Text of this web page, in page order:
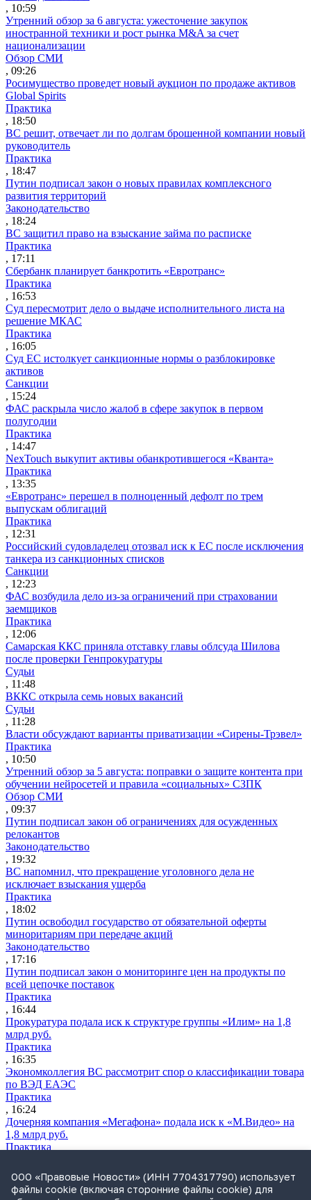
, 10:59
Утренний обзор за 6 августа: ужесточение закупок
иностранной техники и рост рынка M&A за счет
национализации
Обзор СМИ
, 09:26
Росимущество проведет новый аукцион по продаже активов
Global Spirits
Практика
, 18:50
ВС решит, отвечает ли по долгам брошенной компании новый
руководитель
Практика
, 18:47
Путин подписал закон о новых правилах комплексного
развития территорий
Законодательство
, 18:24
ВС защитил право на взыскание займа по расписке
Практика
, 17:11
Сбербанк планирует банкротить «Евротранс»
Практика
, 16:53
Суд пересмотрит дело о выдаче исполнительного листа на
решение МКАС
Практика
, 16:05
Суд ЕС истолкует санкционные нормы о разблокировке
активов
Санкции
, 15:24
ФАС раскрыла число жалоб в сфере закупок в первом
полугодии
Практика
, 14:47
NexTouch выкупит активы обанкротившегося «Кванта»
Практика
, 13:35
«Евротранс» перешел в полноценный дефолт по трем
выпускам облигаций
Практика
, 12:31
Российский судовладелец отозвал иск к ЕС после исключения
танкера из санкционных списков
Санкции
, 12:23
ФАС возбудила дело из-за ограничений при страховании
заемщиков
Практика
, 12:06
Самарская ККС приняла отставку главы облсуда Шилова
после проверки Генпрокуратуры
Судьи
, 11:48
ВККС открыла семь новых вакансий
Судьи
, 11:28
Власти обсуждают варианты приватизации «Сирены-Трэвел»
Практика
, 10:50
Утренний обзор за 5 августа: поправки о защите контента при
обучении нейросетей и правила «социальных» СЗПК
Обзор СМИ
, 09:37
Путин подписал закон об ограничениях для осужденных
релокантов
Законодательство
, 19:32
ВС напомнил, что прекращение уголовного дела не
исключает взыскания ущерба
Практика
, 18:02
Путин освободил государство от обязательной оферты
миноритариям при передаче акций
Законодательство
, 17:16
Путин подписал закон о мониторинге цен на продукты по
всей цепочке поставок
Практика
, 16:44
Прокуратура подала иск к структуре группы «Илим» на 1,8
млрд руб.
Практика
, 16:35
Экономколлегия ВС рассмотрит спор о классификации товара
по ВЭД ЕАЭС
Практика
, 16:24
Дочерняя компания «Мегафона» подала иск к «М.Видео» на
1,8 млрд руб.
Практика
СИП проверит отмену патента на систему управления
устройствами после возражений «Яндекса»
Практика
ООО «Правовые Новости» (ИНН 7704317790) использует
файлы cookie (включая сторонние файлы cookie) для